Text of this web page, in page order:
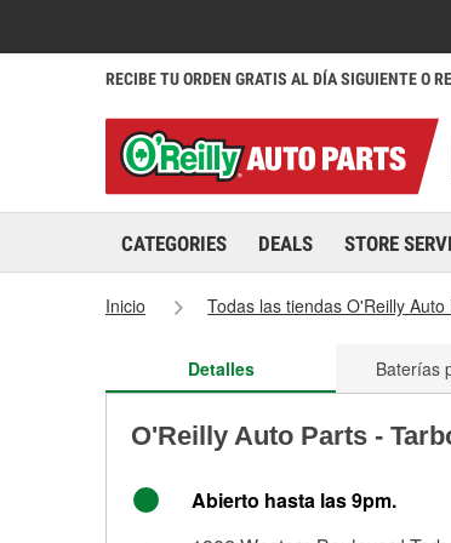
RECIBE TU ORDEN GRATIS AL DÍA SIGUIENTE O
CATEGORIES DEALS STORE
Inicio Todas las tiendas O'Reilly Auto
Detalles Baterías
O'Reilly Auto Parts -
Abierto hasta las 9pm.